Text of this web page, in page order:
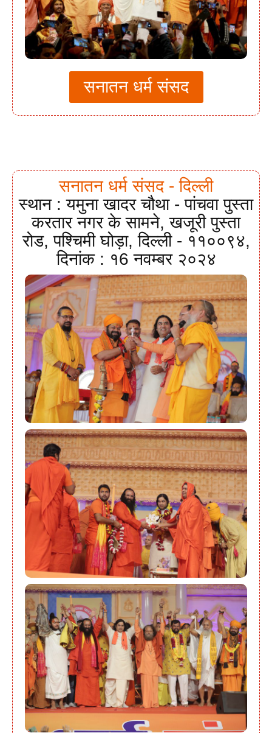
सनातन धर्म संसद
सनातन धर्म संसद - दिल्ली
स्थान : यमुना खादर चौथा - पांचवा पुस्ता
करतार नगर के सामने, खजूरी पुस्ता
रोड, पश्चिमी घोड़ा, दिल्ली - ११००९४,
दिनांक : १6 नवम्बर २०२४